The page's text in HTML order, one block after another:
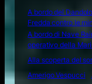
A bordo del
Fredda contro le
A bordo di Nave
operativo della
Alla scoperta del
Amerigo Vespucci